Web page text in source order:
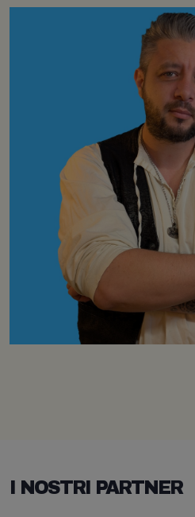
I NOSTRI PARTNER